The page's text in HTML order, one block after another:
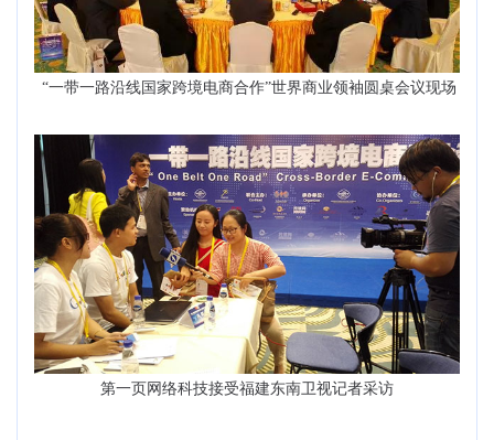
“一带一路沿线国家跨境电商合作”世界商业领袖圆桌会议现场
第一页网络科技接受福建东南卫视记者采访